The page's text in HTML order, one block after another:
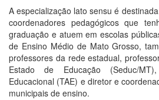
A especialização lato sensu é
coordenadores pedagógicos que
graduação e atuem em escolas
de Ensino Médio de Mato Grosso,
professores da rede estadual,
Estado de Educação (Seduc/
Educacional (TAE) e diretor e
municipais de ensino.